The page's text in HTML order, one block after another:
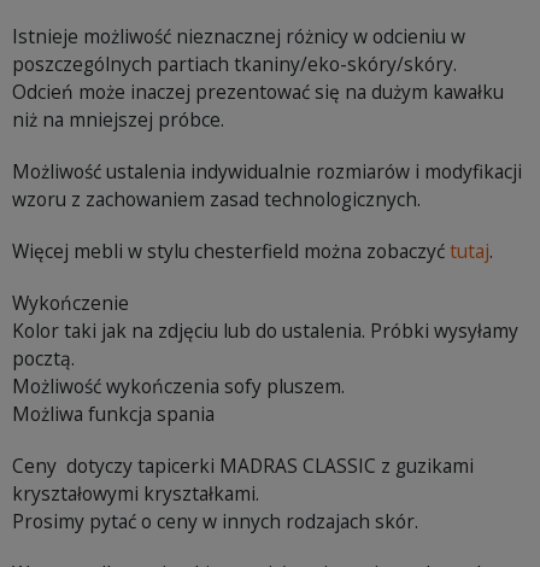
Istnieje możliwość nieznacznej różnicy w odcieniu w
poszczególnych partiach tkaniny/eko-skóry/skóry.
Odcień może inaczej prezentować się na dużym kawałku
niż na mniejszej próbce.
Możliwość ustalenia indywidualnie rozmiarów i modyfikacji
wzoru z zachowaniem zasad technologicznych.
Więcej mebli w stylu chesterfield można zobaczyćtutaj.
Wykończenie
Kolor taki jak na zdjęciu lub do ustalenia. Próbki wysyłamy
pocztą.
Możliwość wykończenia sofy pluszem.
Możliwa funkcja spania
Ceny dotyczy tapicerki MADRAS CLASSIC z guzikami
kryształowymi kryształkami.
Prosimy pytać o ceny w innych rodzajach skór.